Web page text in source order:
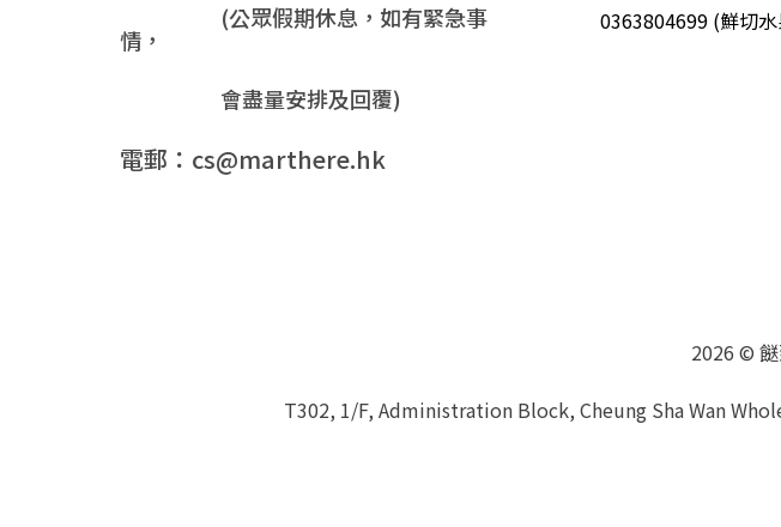
(公眾假期休息，如有緊急事
情，
會盡量安排及回覆)
電郵：cs@marthere.hk
0363804699 (鮮切
2026 © 餸
T302, 1/F, Administration Block, Cheung Sha Wan